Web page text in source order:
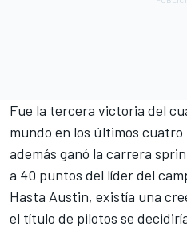
Fue la tercera victoria del
mundo en los últimos cuatro
además ganó la carrera
a 40 puntos del líder del
Hasta Austin, existía una
el título de pilotos se